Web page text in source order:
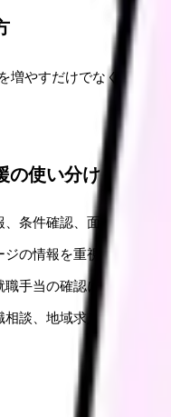
増やすだけでなく、訪
の使い分け
条件確認、面接日程調整
の情報を重視する場合に
手当の確認に向く。
談、地域求人の確認に向